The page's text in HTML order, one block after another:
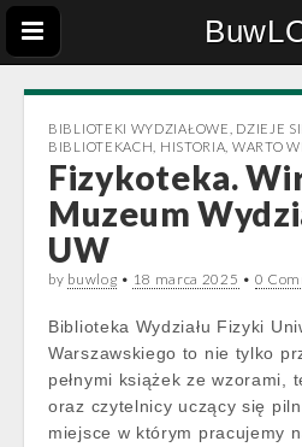
BIBLIOTEKI WYDZIAŁOWE
DZIEJE
BIBLIOTEKACH
HISTORIA WARTO
Fizykoteka.
Muzeum
UW
by buwlog • 18 marca 2025 • 0
Biblioteka Wydziału Fizyki
Warszawskiego to nie tylko
pełnymi książek ze wzorami,
oraz czytelnicy uczący się
miejsce w którym pracujemy